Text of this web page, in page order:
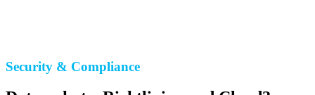
Security & Compliance